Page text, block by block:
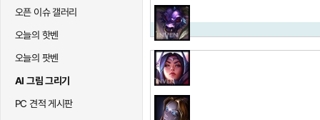
오픈 이슈 갤러리
오늘의 핫벤
오늘의 팟벤
AI 그림 그리기
PC 견적 게시판